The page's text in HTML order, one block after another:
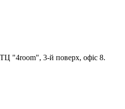
"4room", 3-й поверх, офіс 8.